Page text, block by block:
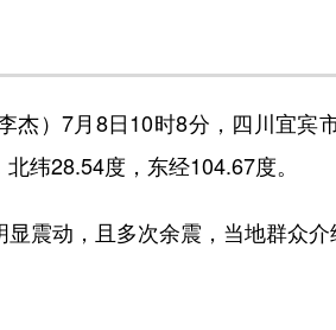
）7月8日10时8分，四川宜宾
纬28.54度，东经104.67度。
动，且多次余震，当地群众介